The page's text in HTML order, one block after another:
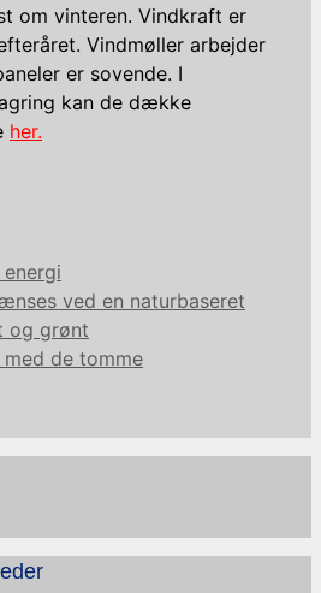
om vinteren. Vindkraft er
Vindmøller arbejder
er sovende. I
kan de dække
her.
ved en naturbaseret
og grønt
med de tomme